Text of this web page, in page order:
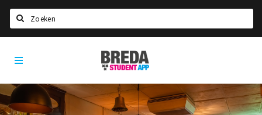
HOME
STUDEREN
Breda
Student